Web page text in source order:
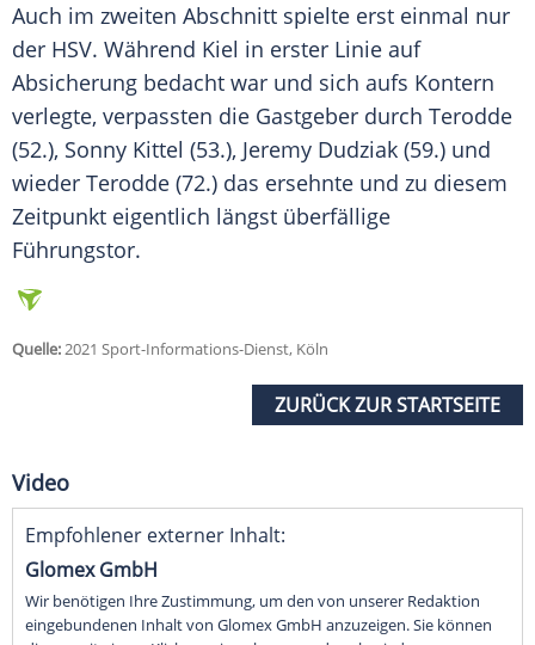
Auch im zweiten Abschnitt spielte erst einmal nur
der HSV. Während Kiel in erster Linie auf
Absicherung bedacht war und sich aufs Kontern
verlegte, verpassten die Gastgeber durch Terodde
(52.), Sonny Kittel (53.), Jeremy Dudziak (59.) und
wieder Terodde (72.) das ersehnte und zu diesem
Zeitpunkt eigentlich längst überfällige
Führungstor.
Quelle:2021 Sport-Informations-Dienst, Köln
ZURÜCK ZUR STARTSEITE
Video
Empfohlener externer Inhalt:
Glomex GmbH
Wir benötigen Ihre Zustimmung, um den von unserer Redaktion
eingebundenen Inhalt von Glomex GmbH anzuzeigen. Sie können